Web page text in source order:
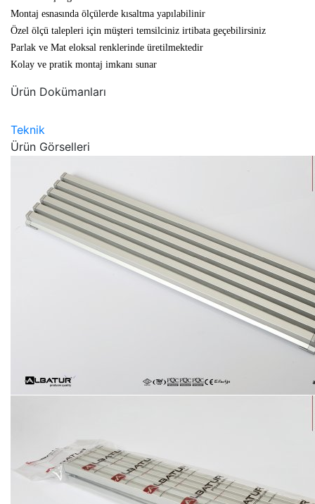
Montaj esnasında ölçülerde kısaltma yapılabilinir
Özel ölçü talepleri için müşteri temsilciniz irtibata geçebilirsiniz
Parlak ve Mat eloksal renklerinde üretilmektedir
Kolay ve pratik montaj imkanı sunar
Ürün Dokümanları
Teknik
Ürün Görselleri